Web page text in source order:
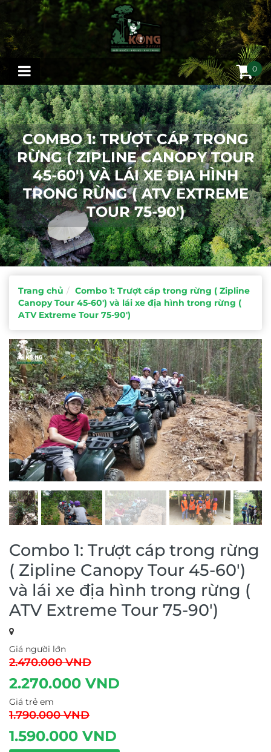
0
COMBO 1: TRƯỢT CÁP TRONG
RỪNG ( ZIPLINE CANOPY TOUR
45-60') VÀ LÁI XE ĐỊA HÌNH
TRONG RỪNG ( ATV EXTREME
TOUR 75-90')
Trang chủ
Combo 1: Trượt cáp trong rừng ( Zipline
Canopy Tour 45-60') và lái xe địa hình trong rừng (
ATV Extreme Tour 75-90')
Combo 1: Trượt cáp trong rừng
( Zipline Canopy Tour 45-60')
và lái xe địa hình trong rừng (
ATV Extreme Tour 75-90')
Giá người lớn
2.470.000 VND
2.270.000 VND
Giá trẻ em
1.790.000 VND
1.590.000 VND